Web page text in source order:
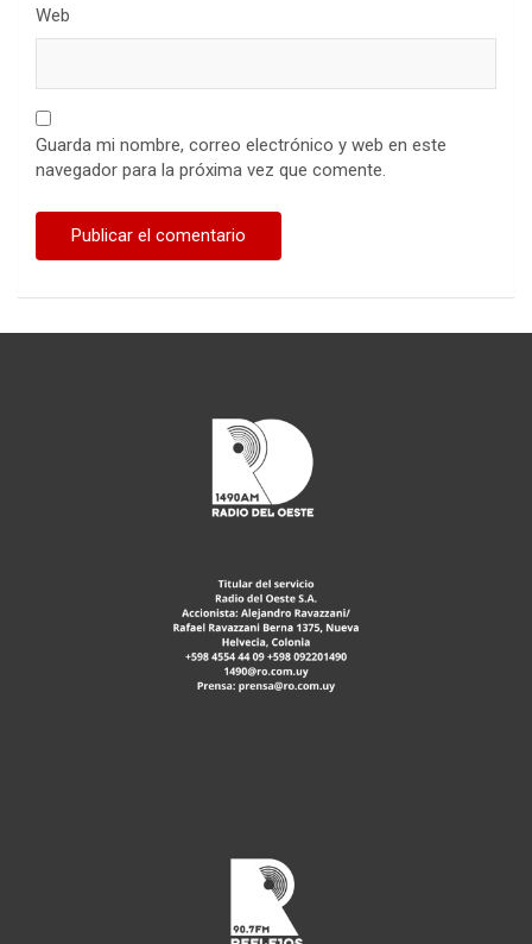
Web
Guarda mi nombre, correo electrónico y web en este
navegador para la próxima vez que comente.